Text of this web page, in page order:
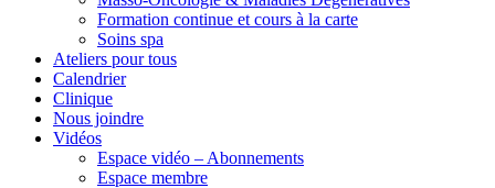
Formation continue et cours à la carte
Soins spa
Ateliers pour tous
Calendrier
Clinique
Nous joindre
Vidéos
Espace vidéo – Abonnements
Espace membre